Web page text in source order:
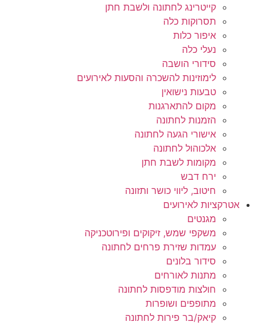
קייטרינג לחתונה ולשבת חתן
תסרוקות כלה
איפור כלות
נעלי כלה
סידורי הושבה
לימוזינות להשכרה והסעות לאירועים
טבעות נישואין
מקום להתארגנות
הזמנות לחתונה
אישורי הגעה לחתונה
אלכוהול לחתונה
מקומות לשבת חתן
ירח דבש
חיטוב, ליווי כושר ותזונה
אטרקציות לאירועים
מגנטים
משקפי שמש, זיקוקים ופירוטכניקה
עמדות שזירת פרחים לחתונה
סידור בלונים
מתנות לאורחים
חולצות מודפסות לחתונה
מתופפים ושופרות
קיאק/בר פירות לחתונה